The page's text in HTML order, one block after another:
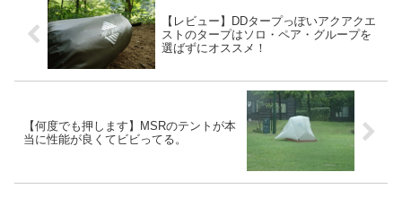
【レビュー】DDタープっぽいアクアクエ
ストのタープはソロ・ペア・グループを
選ばずにオススメ！
【何度でも押します】MSRのテントが本
当に性能が良くてビビってる。